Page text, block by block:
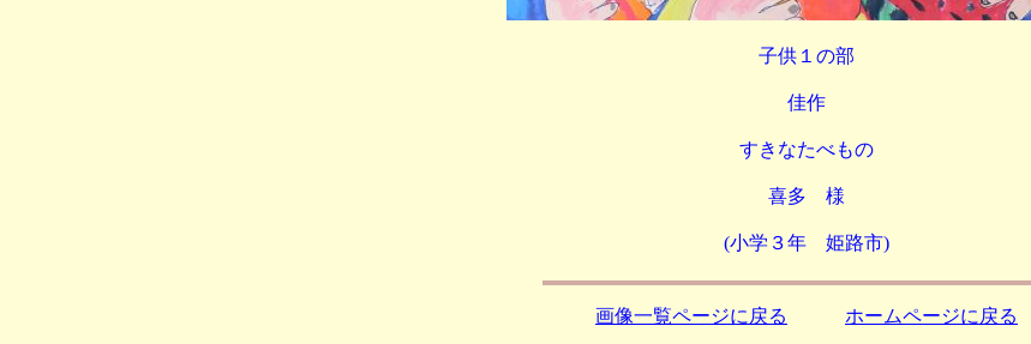
子供１の部
佳作
すきなたべもの
喜多 様
(小学３年 姫路市)
画像一覧ページに戻る ホームページに戻る